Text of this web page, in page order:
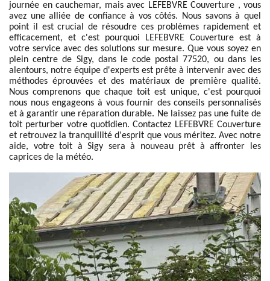
journée en cauchemar, mais avec LEFEBVRE Couverture , vous
avez une alliée de confiance à vos côtés. Nous savons à quel
point il est crucial de résoudre ces problèmes rapidement et
efficacement, et c'est pourquoi LEFEBVRE Couverture est à
votre service avec des solutions sur mesure. Que vous soyez en
plein centre de Sigy, dans le code postal 77520, ou dans les
alentours, notre équipe d'experts est prête à intervenir avec des
méthodes éprouvées et des matériaux de première qualité.
Nous comprenons que chaque toit est unique, c'est pourquoi
nous nous engageons à vous fournir des conseils personnalisés
et à garantir une réparation durable. Ne laissez pas une fuite de
toit perturber votre quotidien. Contactez LEFEBVRE Couverture
et retrouvez la tranquillité d'esprit que vous méritez. Avec notre
aide, votre toit à Sigy sera à nouveau prêt à affronter les
caprices de la météo.